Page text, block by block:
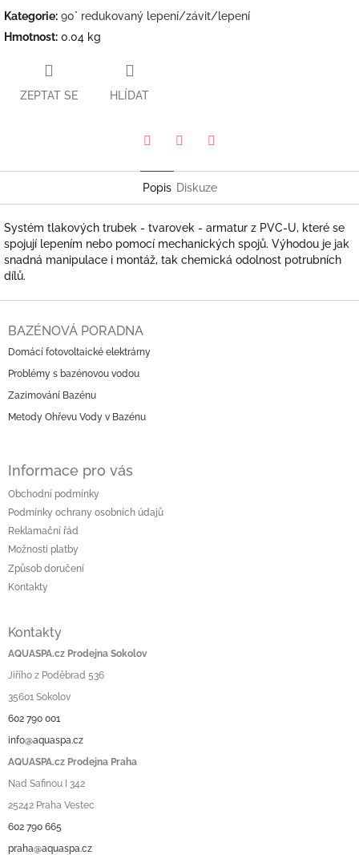
Kategorie: 90° redukovaný lepení/závit/lepení
Hmotnost: 0.04 kg
ZEPTAT SE HLÍDAT
Popis Diskuze
Systém tlakových trubek - tvarovek - armatur z PVC-U, které se
spojují lepením nebo pomocí mechanických spojů. Výhodou je jak
snadná manipulace i montáž, tak chemická odolnost potrubních
dílů.
BAZÉNOVÁ PORADNA
Domácí fotovoltaické elektrárny
Problémy s bazénovou vodou
Zazimování Bazénu
Metody Ohřevu Vody v Bazénu
Informace pro vás
Obchodní podmínky
Podmínky ochrany osobních údajů
Reklamační řád
Možnosti platby
Způsob doručení
Kontakty
Kontakty
AQUASPA.cz Prodejna Sokolov
Jiřího z Poděbrad 536
35601 Sokolov
602 790 001
info@aquaspa.cz
AQUASPA.cz Prodejna Praha
Nad Safinou I 342
25242 Praha Vestec
602 790 665
praha@aquaspa.cz